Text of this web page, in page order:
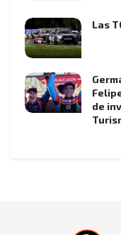
Las
de